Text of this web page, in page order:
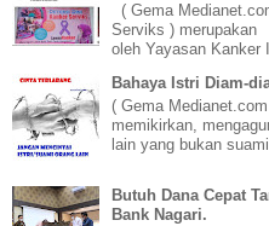
( Gema
Serviks ) merupakan
oleh Yayasan Kanker
Bahaya Istri Diam-
( Gema
memikirkan,
lain yang bukan
Butuh Dana Cepat
Bank Nagari.